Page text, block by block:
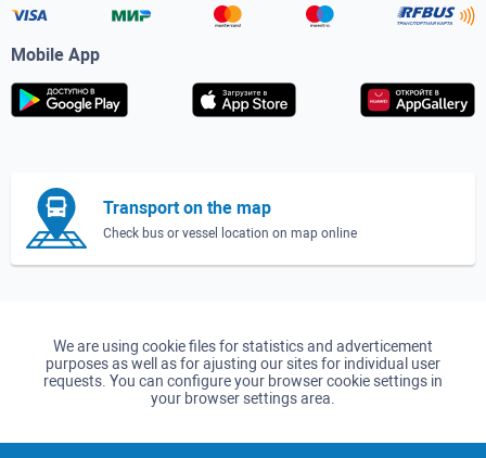
Mobile App
Transport on the map
Check bus or vessel location on map online
We are using cookie files for statistics and adverticement
purposes as well as for ajusting our sites for individual user
requests. You can configure your browser cookie settings in
your browser settings area.